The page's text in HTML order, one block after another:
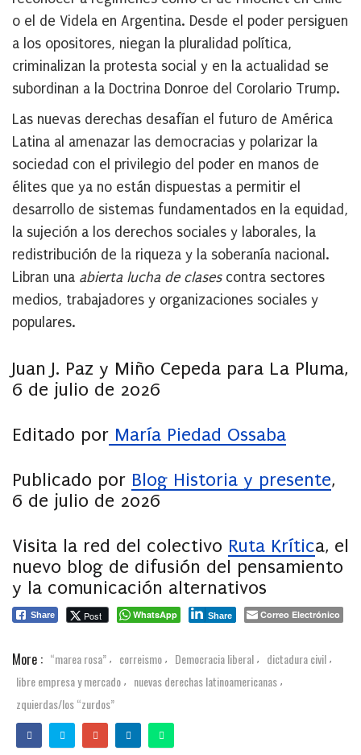
o el de Videla en Argentina. Desde el poder persiguen
a los opositores, niegan la pluralidad política,
criminalizan la protesta social y en la actualidad se
subordinan a la Doctrina Donroe del Corolario Trump.
Las nuevas derechas desafían el futuro de América
Latina al amenazar las democracias y polarizar la
sociedad con el privilegio del poder en manos de
élites que ya no están dispuestas a permitir el
desarrollo de sistemas fundamentados en la equidad,
la sujeción a los derechos sociales y laborales, la
redistribución de la riqueza y la soberanía nacional.
Libran una abierta lucha de clasescontra sectores
medios, trabajadores y organizaciones sociales y
populares.
Juan J. Paz y Miño Cepeda para La Pluma,
6 de julio de 2026
Editado por María Piedad Ossaba
Publicado por Blog Historia y presente,
6 de julio de 2026
Visita la red del colectivo Ruta Krítica, el
nuevo blog de difusión del pensamiento
y la comunicación alternativos
Share Post WhatsApp Share Correo Electrónico
More : “marea rosa” , correismo , Democracia liberal , dictadura civil ,
libre empresa y mercado , nuevas derechas latinoamericanas ,
zquierdas/los “zurdos”